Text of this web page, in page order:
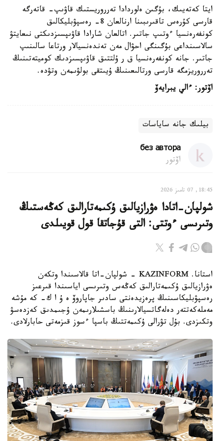
ايتا كەتەيىك، بۇگىن ەلوردادا تەرروريستىك قاۋىپ- قاتەرگە
قارسى كۇرەس تاقىرىبىنا ارنالعان 8- رەسپۋبليكالىق
كونفەرەنسيا ءوتىپ جاتىر. اتالعان شارادا قاۋىپسىزدىكتى نىعايتۋ
سالاسىنداعى بۇگىنگى احۋال مەن تەندەنسيالار ورتاعا سالىنىپ
جاتىر. جانە كونفەرەنسيا ق ر ۇلتتىق قاۋىپسىزدىك كوميتەتىنىڭ
تەرروريزمگە قارسى ورتالىعىنىڭ ۇيىتقى بولۋىمەن وتۋدە.
اۆتور: ءالي يبرايەۆ
بيلىك جانە ساياسات
без автора
اۆتور
18:45, 07 تامىز 2026
شولپان-اتادا ەۋرازيالىق ۇكىمەتارالىق كەڭەستىڭ
وتىرىسى ءوتتى: التى قۇجاتقا قول قويىلدى
استانا. KAZINFORM - شولپان-اتا قالاسىندا وتكەن
ەۋرازيالىق ۇكىمەتارالىق كەڭەس وتىرىسى اياسىندا قىرعىز
رەسپۋبليكاسىنىڭ پرەزيدەنتى سادىر جاپاروۆ ە ۇ ا ك- كە مۇشە
مەملەكەتتەر دەلەگاتسيالارىنىڭ باسشىلارىمەن ۇجىمدىق كەزدەسۋ
وتكىزدى. بۇل تۋرالى ۇكىمەتتىڭ باسپا ءسوز قىزمەتى حابارلادى.